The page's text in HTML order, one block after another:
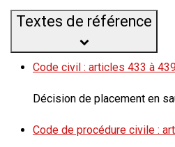
Textes de référence
Code civil : articles 433 à
Décision de placement en
Code de procédure civile :